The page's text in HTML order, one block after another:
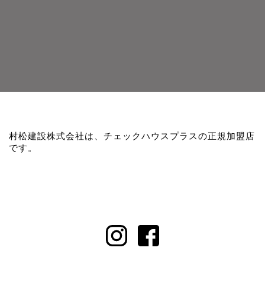
村松建設株式会社は、チェックハウスプラスの正規加盟店
です。